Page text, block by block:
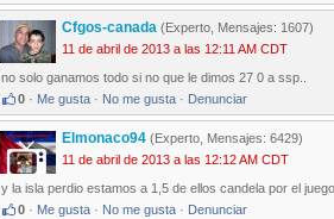
Cfgos-canada (Experto, Mensajes: 1607)
11 de abril de 2013 a las 12:11 AM CDT
no solo ganamos todo si no que le dimos 27 0 a ssp..
0 · Me gusta · No me gusta · Denunciar
Elmonaco94 (Experto, Mensajes: 6429)
11 de abril de 2013 a las 12:12 AM CDT
y la isla perdio estamos a 1,5 de ellos candela por el
0 · Me gusta · No me gusta · Denunciar